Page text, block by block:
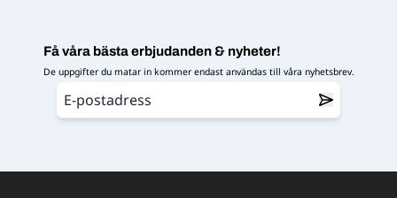
Få våra bästa erbjudanden & nyheter!
De uppgifter du matar in kommer endast användas till våra nyhetsbrev.